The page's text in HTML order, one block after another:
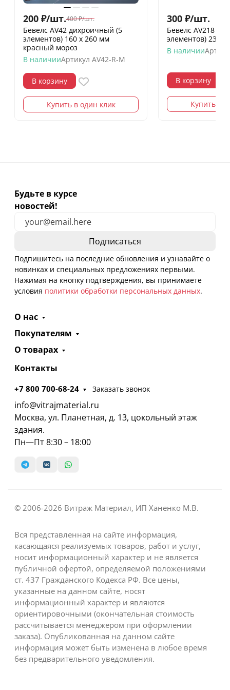
200 ₽/шт.400 ₽/шт.
Бевелс AV42 дихроичный (5
элементов) 160 х 260 мм
красный мороз
В наличииАртикул AV42-R-M
В корзину
Купить в один клик
300 ₽/шт.
Бевелс AV218
элементов) 230
В наличии
В корзину
Купить в
Будьте в курсе
новостей!
Подпишитесь на последние обновления и узнавайте о
новинках и специальных предложениях первыми.
Нажимая на кнопку подтверждения, вы принимаете
условия политики обработки персональных данных.
О нас
Покупателям
О товарах
Контакты
+7 800 700-68-24 Заказать звонок
info@vitrajmaterial.ru
Москва, ул. Планетная, д. 13, цокольный этаж
здания.
Пн—Пт 8:30 – 18:00
© 2006-2026 Витраж Материал, ИП Ханенко М.В.
Вся представленная на сайте информация,
касающаяся реализуемых товаров, работ и услуг,
носит информационный характер и не является
публичной офертой, определяемой положениями
ст. 437 Гражданского Кодекса РФ. Все цены,
указанные на данном сайте, носят
информационный характер и являются
ориентировочными (окончательная стоимость
рассчитывается менеджером при оформлении
заказа). Опубликованная на данном сайте
информация может быть изменена в любое время
без предварительного уведомления.